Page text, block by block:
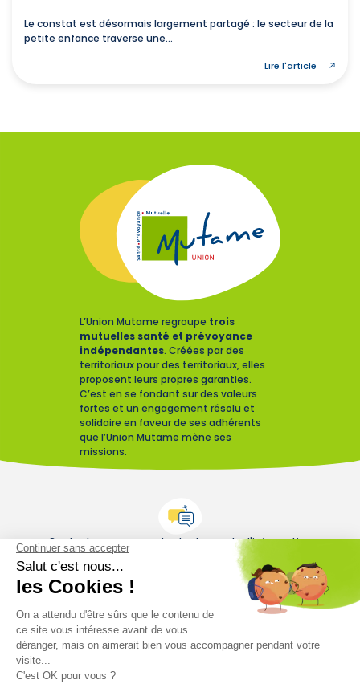
Le constat est désormais largement partagé : le secteur de la
petite enfance traverse une...
Lire l'article
L’Union Mutame regroupe trois
mutuelles santé et prévoyance
indépendantes. Créées par des
territoriaux pour des territoriaux, elles
proposent leurs propres garanties.
C’est en se fondant sur des valeurs
fortes et un engagement résolu et
solidaire en faveur de ses adhérents
que l’Union Mutame mène ses
missions.
Contactez-nous pour toute demande d'information
Restez informés sur le monde mutualiste
Nos actualités